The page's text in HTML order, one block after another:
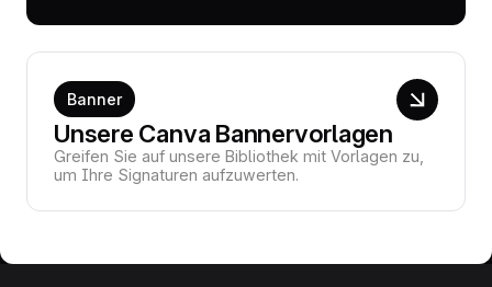
Banner
Unsere Canva Bannervorlagen
Greifen Sie auf unsere Bibliothek mit Vorlagen zu,
um Ihre Signaturen aufzuwerten.